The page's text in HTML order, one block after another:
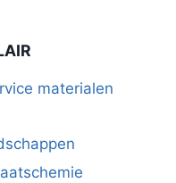
materialen